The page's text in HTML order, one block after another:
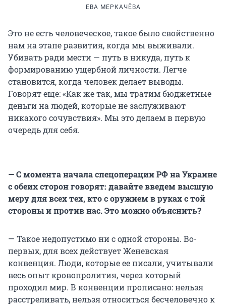
ЕВА МЕРКАЧЁВА
Это не есть человеческое, такое было свойственно
нам на этапе развития, когда мы выживали.
Убивать ради мести — путь в никуда, путь к
формированию ущербной личности. Легче
становится, когда человек делает выводы.
Говорят еще: «Как же так, мы тратим бюджетные
деньги на людей, которые не заслуживают
никакого сочувствия». Мы это делаем в первую
очередь для себя.
— С момента начала спецоперации РФ на Украине
с обеих сторон говорят: давайте введем высшую
меру для всех тех, кто с оружием в руках с той
стороны и против нас. Это можно объяснить?
— Такое недопустимо ни с одной стороны. Во-
первых, для всех действует Женевская
конвенция. Люди, которые ее писали, учитывали
весь опыт кровопролития, через который
проходил мир. В конвенции прописано: нельзя
расстреливать, нельзя относиться бесчеловечно к